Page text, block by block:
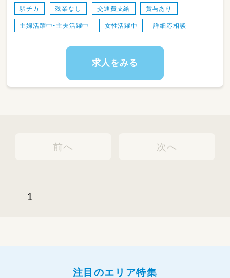
・登園してくる子どもたちの受け入れ、お迎え時
の見送り
・園内での自由遊びやお散歩、戸外活動の安全な
・食事、おやつ、お昼寝、着替え、おむつ交換など
連絡（お迎え時の共有など）
きは周りの先輩にいつでも相談できる風通しの
駅チカ 残業なし 交通費支給 賞与あり
主婦活躍中・主夫活躍中 女性活躍中 詳細応相談
求人をみる
前へ
1
次へ
注目のエリア特集